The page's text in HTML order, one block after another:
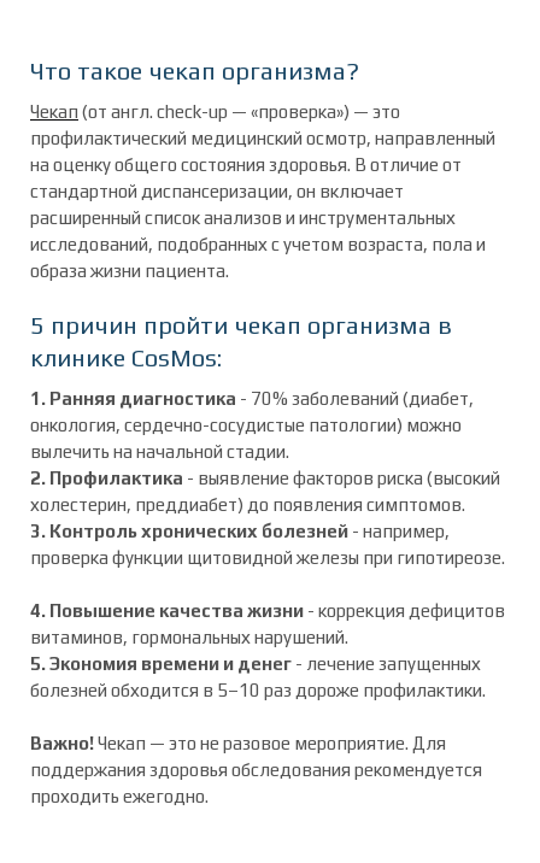
Что такое чекап организма?
Чекап (от англ. check-up — «проверка») — это
профилактический медицинский осмотр, направленный
на оценку общего состояния здоровья. В отличие от
стандартной диспансеризации, он включает
расширенный список анализов и инструментальных
исследований, подобранных с учетом возраста, пола и
образа жизни пациента.
5 причин пройти чекап организма в
клинике CosMos:
1. Ранняя диагностика - 70% заболеваний (диабет,
онкология, сердечно-сосудистые патологии) можно
вылечить на начальной стадии.
2. Профилактика - выявление факторов риска (высокий
холестерин, преддиабет) до появления симптомов.
3. Контроль хронических болезней - например,
проверка функции щитовидной железы при гипотиреозе.
4. Повышение качества жизни - коррекция дефицитов
витаминов, гормональных нарушений.
5. Экономия времени и денег - лечение запущенных
болезней обходится в 5–10 раз дороже профилактики.
Важно!Чекап — это не разовое мероприятие. Для
поддержания здоровья обследования рекомендуется
проходить ежегодно.